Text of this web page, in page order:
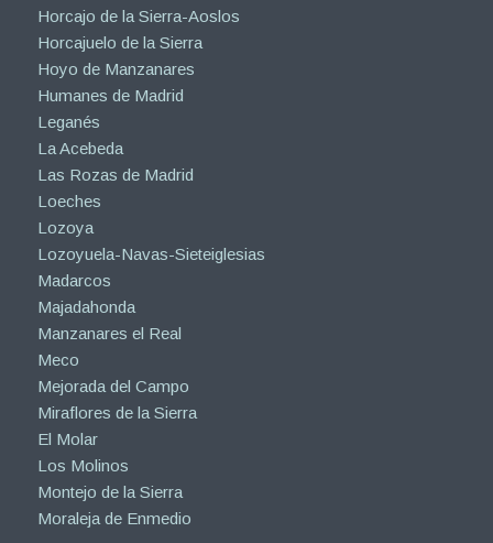
Horcajo de la Sierra-Aoslos
Horcajuelo de la Sierra
Hoyo de Manzanares
Humanes de Madrid
Leganés
La Acebeda
Las Rozas de Madrid
Loeches
Lozoya
Lozoyuela-Navas-Sieteiglesias
Madarcos
Majadahonda
Manzanares el Real
Meco
Mejorada del Campo
Miraflores de la Sierra
El Molar
Los Molinos
Montejo de la Sierra
Moraleja de Enmedio